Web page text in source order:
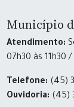
Município
Atendimento:
07h30 às 11h30 /
Telefone: (45)
Ouvidoria: (45)